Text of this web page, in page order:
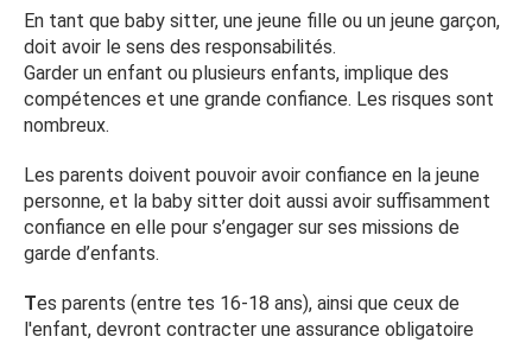
En tant que baby sitter, une jeune fille ou un jeune garçon,
doit avoir le sens des responsabilités.
Garder un enfant ou plusieurs enfants, implique des
compétences et une grande confiance. Les risques sont
nombreux.
Les parents doivent pouvoir avoir confiance en la jeune
personne, et la baby sitter doit aussi avoir suffisamment
confiance en elle pour s’engager sur ses missions de
garde d’enfants.
Tes parents (entre tes 16-18 ans), ainsi que ceux de
l'enfant, devront contracter une assurance obligatoire